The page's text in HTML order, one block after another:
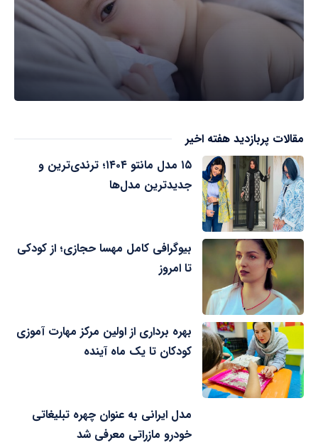
مقالات پربازدید هفته اخیر
۱۵ مدل مانتو ۱۴۰۴؛ ترندی‌ترین و
جدیدترین مدل‌ها
بیوگرافی کامل مهسا حجازی؛ از کودکی
تا امروز
بهره برداری از اولین مرکز مهارت آموزی
کودکان تا یک ماه آینده
مدل ایرانی به عنوان چهره تبلیغاتی
خودرو مازراتی معرفی شد